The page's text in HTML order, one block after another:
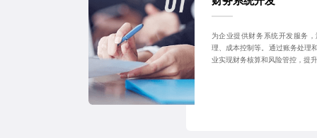
为企业提供财务系统开发服务
理、成本控制等。通过账务处理
业实现财务核算和风险管控，提